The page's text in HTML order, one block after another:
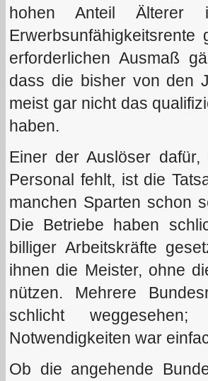
hohen Anteil
erforderlichen Ausmaß
dass die bisher von den
meist gar nicht das
haben.
Einer der Auslöser
Personal fehlt, ist die
manchen Sparten schon
Die Betriebe haben
billiger Arbeitskräfte
ihnen die Meister, ohne
nützen. Mehrere
schlicht weggesehen;
Notwendigkeiten war
Ob die angehende